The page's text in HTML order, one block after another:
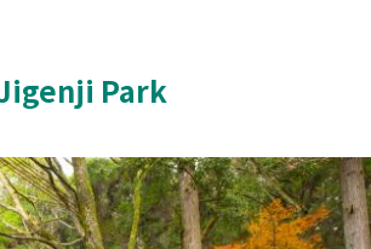
Park